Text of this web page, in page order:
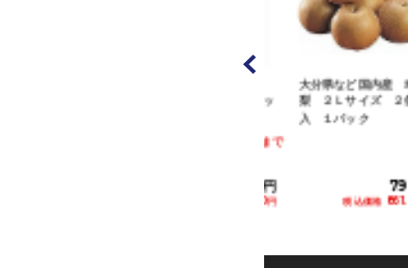
大分県など国内産 幸水
梨 ２Ｌサイズ ２個
入 １パック
798円
税込価格 861.84円